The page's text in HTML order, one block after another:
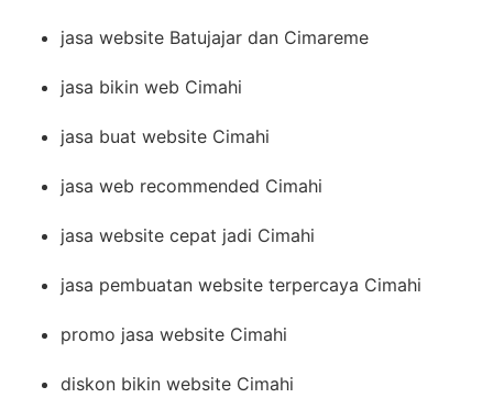
jasa website Batujajar dan Cimareme
jasa bikin web Cimahi
jasa buat website Cimahi
jasa web recommended Cimahi
jasa website cepat jadi Cimahi
jasa pembuatan website terpercaya Cimahi
promo jasa website Cimahi
diskon bikin website Cimahi